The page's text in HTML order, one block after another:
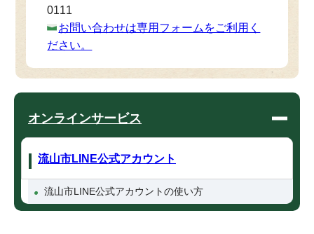
0111
お問い合わせは専用フォームをご利用く
ださい。
オンラインサービス
流山市LINE公式アカウント
流山市LINE公式アカウントの使い方